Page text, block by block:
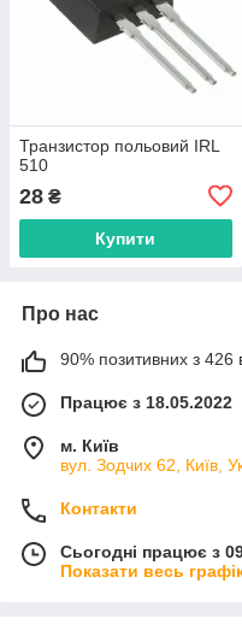
Транзистор польовий IRL
510
28 ₴
Купити
Про нас
90% позитивних з 426
Працює з 18.05.2022
м. Київ
вул. Зодчих 62, Київ,
Контакти
Сьогодні працює з
Показати весь